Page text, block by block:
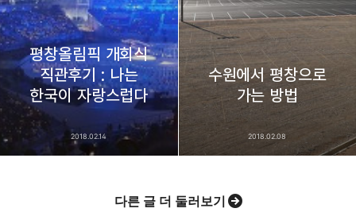
평창올림픽 개회식
직관후기 : 나는
한국이 자랑스럽다
2018.02.14
수원에서 평창으로
가는 방법
2018.02.08
다른 글 더 둘러보기